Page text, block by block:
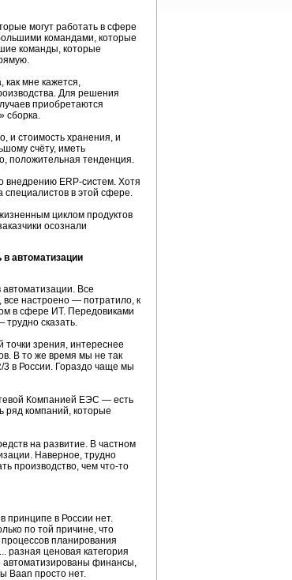
могут работать в сфере
командами, которые
команды, которые
мне кажется,
Для решения
приобретаются
сборка.
и стоимость хранения, и
счёту, иметь
положительная тенденция.
внедрению ERP-систем. Хотя
в этой сфере.
циклом продуктов
осознали
автоматизации
Все
настроено — потратило, к
в сфере ИТ. Передовиками
сказать.
зрения, интереснее
В то же время мы не так
3 в России. Гораздо чаще мы
Компанией ЕЭС — есть
ряд компаний, которые
на развитие. В частном
Наверное, трудно
производство, чем что-то
принципе в России нет.
по той причине, что
планирования
разная ценовая категория
автоматизированы финансы,
Baan просто нет.